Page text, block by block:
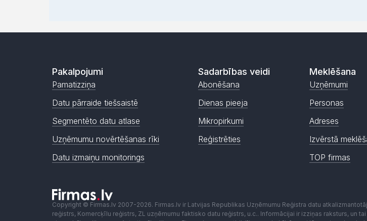
Pakalpojumi
Pamatizziņa
Datu pārraide tiešsaistē
Segmentēto datu atlase
Uzņēmumu novērtēšanas rīki
Datu izmaiņu monitorings
Sadarbības veidi
Abonēšana
Dienas pieeja
Mikropirkumi
Reģistrēties
Meklēšana
Uzņēmumi
Personas
Adreses
Izvērstā
TOP firmas
Copyright © Firmas.lv 2007-2026. Firmas.lv ir Latvijas Republikas Uzņēmumu Reģistra datu
reģistrs, Komercķīlu reģistrs, ZL uzņēmumu faktisko datu reģistrs, u.c.. Informācijai ir izziņas raksturs, un